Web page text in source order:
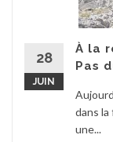
28
JUIN
À la
Pas
dans la
une...